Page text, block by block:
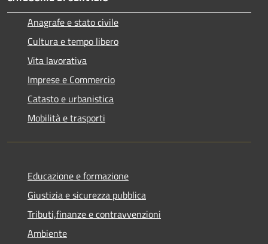
Anagrafe e stato civile
Cultura e tempo libero
Vita lavorativa
Imprese e Commercio
Catasto e urbanistica
Mobilità e trasporti
Educazione e formazione
Giustizia e sicurezza pubblica
Tributi,finanze e contravvenzioni
Ambiente